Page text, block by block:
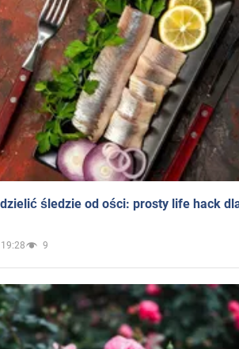
śledzie od ości: prosty life hack
9